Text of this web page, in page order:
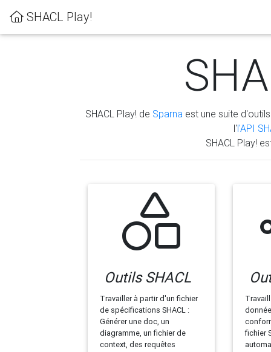
SHACL Play!
SHACL Play! de Sparna est une suite
l'l'API
SHACL Play!
Outils SHACL
Travailler à partir d'un fichier
de spécifications SHACL :
Générer une doc, un
diagramme, un fichier de
context, des requêtes
fichier